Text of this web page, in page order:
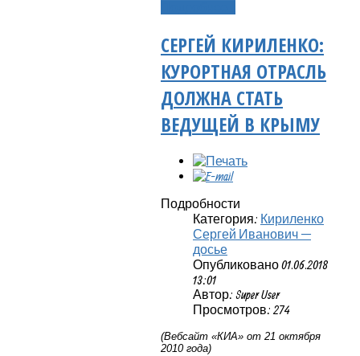
СЕРГЕЙ КИРИЛЕНКО:
КУРОРТНАЯ ОТРАСЛЬ
ДОЛЖНА СТАТЬ
ВЕДУЩЕЙ В КРЫМУ
Подробности
Категория: Кириленко
Сергей Иванович —
досье
Опубликовано 01.06.2018
13:01
Автор: Super User
Просмотров: 274
(Вебсайт «КИА» от 21 октября
2010 года)